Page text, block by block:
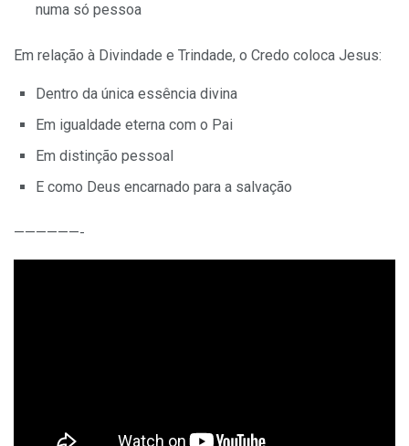
numa só pessoa
Em relação à Divindade e Trindade, o Credo coloca Jesus:
Dentro da única essência divina
Em igualdade eterna com o Pai
Em distinção pessoal
E como Deus encarnado para a salvação
——————-